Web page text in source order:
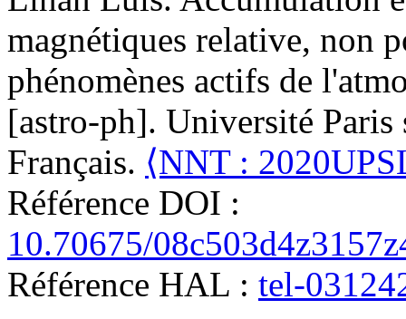
magnétiques relative, non
phénomènes actifs de
[astro-ph]. Université Paris
Français. ⟨NNT :
Référence DOI :
10.70675/
Référence HAL : tel-